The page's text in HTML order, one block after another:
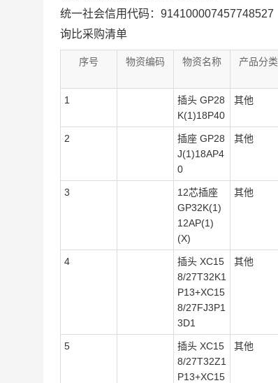
统一社会信用代码：914100007457748527
询比采购清单
序号 物资编码 物资名称 产品分类
1
插头 GP28
K(1)18P40
其他
2
插座 GP28
J(1)18AP4
0
其他
3
12芯插座
GP32K(1)
12AP(1)
(X)
其他
4
插头 XC15
8/27T32K1
P13+XC15
8/27FJ3P1
3D1
其他
5
插头 XC15
8/27T32Z1
P13+XC15
其他